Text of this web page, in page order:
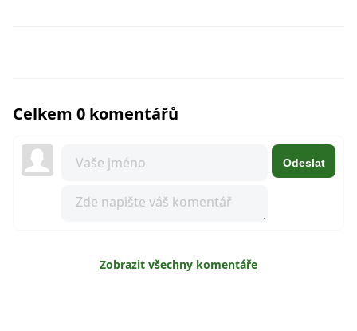
Celkem 0 komentářů
Odeslat
Zobrazit všechny komentáře